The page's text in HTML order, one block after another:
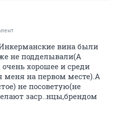
вина были
не подделывали(А
хорошее и среди
на первом месте).А
не посоветую(не
заср..нцы,брендом